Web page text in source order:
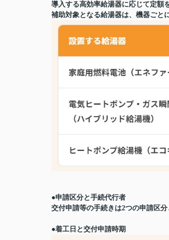
導入する高効率給湯器に応じて定額
補助対象となる給湯器は、機器ごと
●申請区分と手続代行者
交付申請等の手続きは2つの申請区
●着工日と交付申請時期